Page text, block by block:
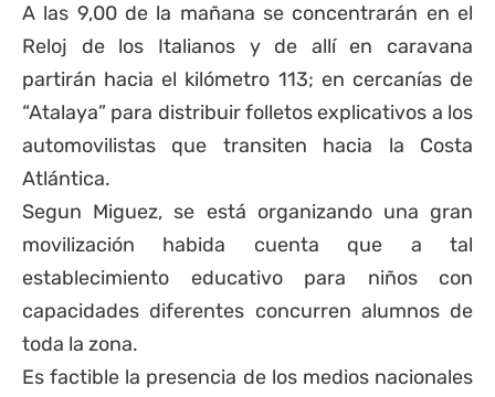
A las 9,00 de la mañana se concentrarán en el
Reloj de los Italianos y de allí en caravana
partirán hacia el kilómetro 113; en cercanías de
“Atalaya” para distribuir folletos explicativos a los
automovilistas que transiten hacia la Costa
Atlántica.
Segun Miguez, se está organizando una gran
movilización habida cuenta que a tal
establecimiento educativo para niños con
capacidades diferentes concurren alumnos de
toda la zona.
Es factible la presencia de los medios nacionales